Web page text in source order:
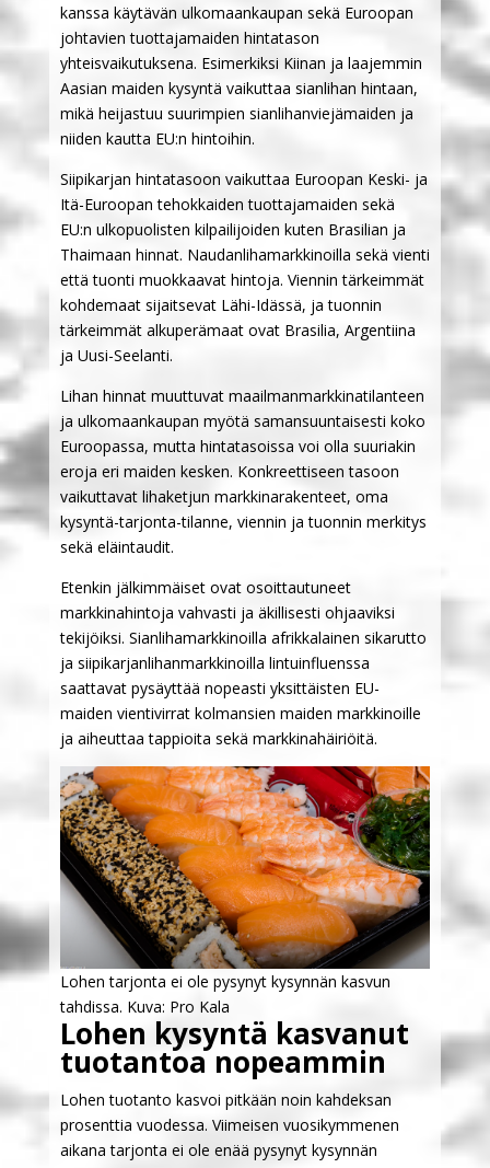
kanssa käytävän ulkomaankaupan sekä Euroopan
johtavien tuottajamaiden hintatason
yhteisvaikutuksena. Esimerkiksi Kiinan ja laajemmin
Aasian maiden kysyntä vaikuttaa sianlihan hintaan,
mikä heijastuu suurimpien sianlihanviejämaiden ja
niiden kautta EU:n hintoihin.
Siipikarjan hintatasoon vaikuttaa Euroopan Keski- ja
Itä-Euroopan tehokkaiden tuottajamaiden sekä
EU:n ulkopuolisten kilpailijoiden kuten Brasilian ja
Thaimaan hinnat. Naudanlihamarkkinoilla sekä vienti
että tuonti muokkaavat hintoja. Viennin tärkeimmät
kohdemaat sijaitsevat Lähi-Idässä, ja tuonnin
tärkeimmät alkuperämaat ovat Brasilia, Argentiina
ja Uusi-Seelanti.
Lihan hinnat muuttuvat maailmanmarkkinatilanteen
ja ulkomaankaupan myötä samansuuntaisesti koko
Euroopassa, mutta hintatasoissa voi olla suuriakin
eroja eri maiden kesken. Konkreettiseen tasoon
vaikuttavat lihaketjun markkinarakenteet, oma
kysyntä-tarjonta-tilanne, viennin ja tuonnin merkitys
sekä eläintaudit.
Etenkin jälkimmäiset ovat osoittautuneet
markkinahintoja vahvasti ja äkillisesti ohjaaviksi
tekijöiksi. Sianlihamarkkinoilla afrikkalainen sikarutto
ja siipikarjanlihanmarkkinoilla lintuinfluenssa
saattavat pysäyttää nopeasti yksittäisten EU-
maiden vientivirrat kolmansien maiden markkinoille
ja aiheuttaa tappioita sekä markkinahäiriöitä.
Lohen tarjonta ei ole pysynyt kysynnän kasvun
tahdissa. Kuva: Pro Kala
Lohen kysyntä kasvanut
tuotantoa nopeammin
Lohen tuotanto kasvoi pitkään noin kahdeksan
prosenttia vuodessa. Viimeisen vuosikymmenen
aikana tarjonta ei ole enää pysynyt kysynnän